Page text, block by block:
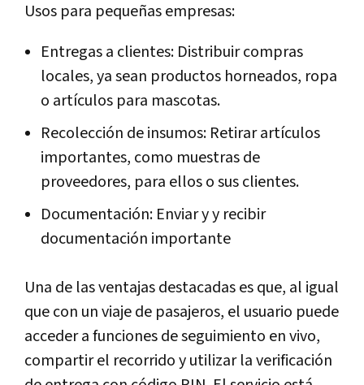
Usos para pequeñas empresas:
Entregas a clientes: Distribuir compras
locales, ya sean productos horneados, ropa
o artículos para mascotas.
Recolección de insumos: Retirar artículos
importantes, como muestras de
proveedores, para ellos o sus clientes.
Documentación: Enviar y y recibir
documentación importante
Una de las ventajas destacadas es que, al igual
que con un viaje de pasajeros, el usuario puede
acceder a funciones de seguimiento en vivo,
compartir el recorrido y utilizar la verificación